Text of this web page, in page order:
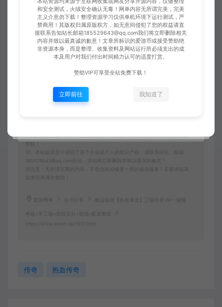
3、本站提供的所有资源仅供学习参考使用，版权归原著所有，禁止下载本
站资源参与商业和非法行为，请在24小时之内自行删除！
4、本站会员只是赞助，赞助费用仅维持本站的日常运营开支所需！若您需
要商业运营或用于其他商业活动，请您购买正版授权并合法使用！
5、用户使用本网站必须遵守使用的法律法规，对于用户违法使用本站非法
运营而引起的一切责任由用户自行承担！
6、本站所有资源来自互联网转载，版权归原著所有，用户访问和使用本站
7、本站使用者因为违反本声明的规定而触犯中华人民共和国法律的，一切
8、凡以任何方式登陆本网站或直接、间接使用本网站资料者，视为自愿接
受本网站声明的约束。
不向其支付报酬。若有学员需要商用本站资源，请务必联系版权方购买正版
10、本站如无意中侵犯了某个企业或个人的知识产权，请联系站长，邮箱：
185529643@qq.com告知，本站将立即删除并致以最深的歉意！
请注意：无所谓完美的内容，不包含BUG修复一类的修改服务！若要求较高
追求完美请勿赞助！
爱游网单 搬运端游【热血屠龙】三端传奇VM一键服
务端+手工端+授权后台+微端+配套教程
https://www.aywd.vip/1937.html
传奇 热血传奇
和安全测试，火绒安全确认无毒！网单内容无所谓完美，完美
主义介意勿下载！整理资源学习仅供单机环境下运行测试，严
禁商用！其版权归属原版权方，如无意间侵犯了您的权益请直
接联系告知站长邮箱185529643@qq.com我们将立即删除相关
内容并致以最真诚的歉意！文章所标识的爱游币或接受赞助绝
非资源本身，而是整理、收集资料及网站运行所必须支出的成
本及用户对我们付出时间精力认可的适度打赏。
赞助VIP可享受全站免费下载！
立即前往 我知道了